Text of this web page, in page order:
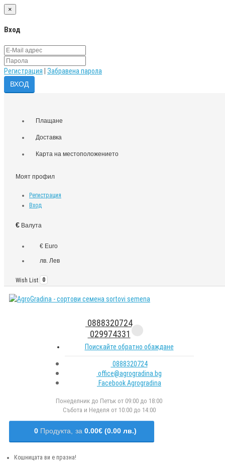
×
Вход
Регистрация Забравена парола
Плащане
Доставка
Карта на местоположението
Моят профил
Регистрация
Вход
€ Валута
€ Euro
лв. Лев
Wish List 0
0888320724
029974331
Поискайте обратно обаждане
0888320724
office@agrogradina.bg
Facebook Agrogradina
Понеделник до Петък от 09:00 до 18:00
Събота и Неделя от 10:00 до 14:00
0 Продукта, за 0.00€ (0.00 лв.)
Кошницата ви е празна!